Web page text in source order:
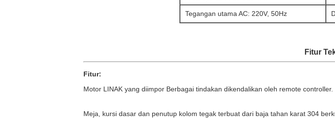
Tegangan utama AC: 220V, 50Hz
Fitur
Fitur:
Motor LINAK yang diimpor Berbagai tindakan dikendalikan oleh remote controller.
Meja, kursi dasar dan penutup kolom tegak terbuat dari baja tahan karat 304